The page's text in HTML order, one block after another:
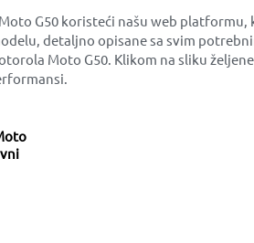
G50 koristeći našu web
detaljno opisane sa svim
Moto G50. Klikom na sliku